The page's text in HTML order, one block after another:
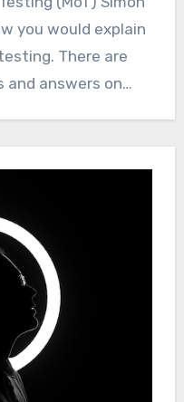
you would explain
There are
and answers on…